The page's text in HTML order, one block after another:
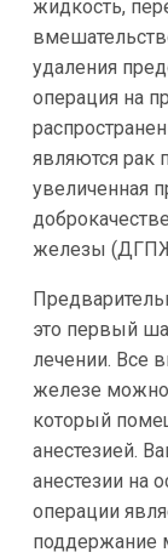
жидкость,
удаления
операция на
являются рак
увеличенная
железы
это первый
лечении. Все
железе
который
анестезией.
анестезии на
операции
поддержание